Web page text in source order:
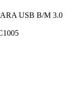
USB B/M 3.0